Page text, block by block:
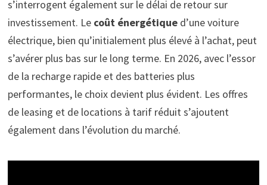
s’interrogent également sur le délai de retour sur
investissement. Le coût énergétiqued’une voiture
électrique, bien qu’initialement plus élevé à l’achat, peut
s’avérer plus bas sur le long terme. En 2026, avec l’essor
de la recharge rapide et des batteries plus
performantes, le choix devient plus évident. Les offres
de leasing et de locations à tarif réduit s’ajoutent
également dans l’évolution du marché.